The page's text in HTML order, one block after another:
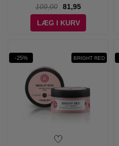
109,00
81,95
LÆG I KURV
-25% BRIGHT RED